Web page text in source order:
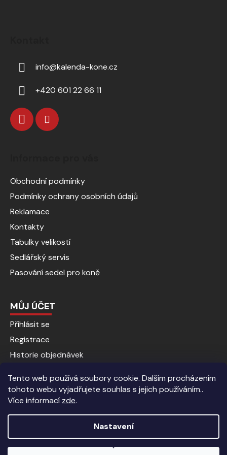
Tento web používá soubory cookie. Dalším procházením
tohoto webu vyjadřujete souhlas s jejich používáním..
Více informací zde.
Nastavení
info@kalenda-kone.cz
+420 601 22 66 11
Obchodní podmínky
Podmínky ochrany osobních údajů
Reklamace
Kontakty
Tabulky velikostí
Sedlářský servis
Pasování sedel pro koně
MŮJ ÚČET
Přihlásit se
Registrace
Historie objednávek